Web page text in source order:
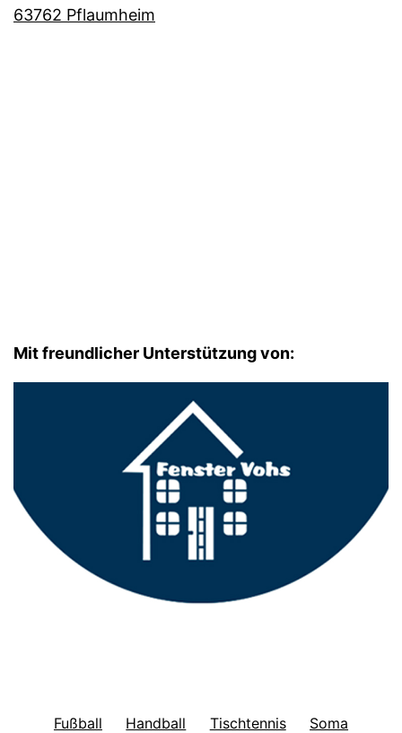
63762 Pflaumheim
Mit freundlicher Unterstützung von:
Fußball Handball Tischtennis Soma